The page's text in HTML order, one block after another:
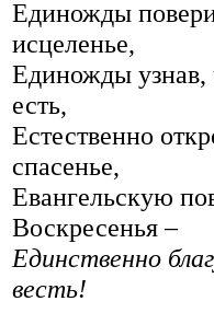
Единожды
исцеленье,
Единожды узнав,
есть,
Естественно
спасенье,
Евангельскую
Воскресенья –
Единственно
весть!